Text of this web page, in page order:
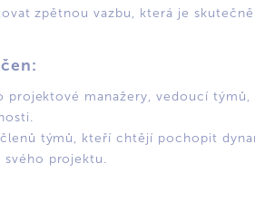
zpětnou vazbu, která je
projektové manažery, vedoucí
týmů, kteří chtějí pochopit
projektu.